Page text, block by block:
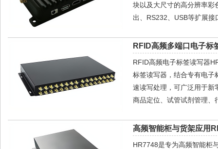
块以及大尺寸的高分辨率彩
出、RS232、USB等扩展
RFID高频多端口电子标
RFID高频电子标签读写器
标签读写器，结合专有电子
速读写处理，可广泛用于新
商品定位、试管试剂管理、
高频智能柜与货架应用
HR7748是专为高频智能柜